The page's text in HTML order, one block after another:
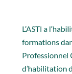
L’ASTI a
formations
Professionnel
d’habilitation